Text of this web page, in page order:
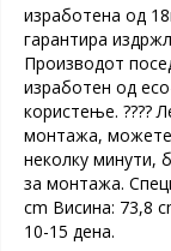
изработена од
гарантира
Производот
изработен од
користење. ????
монтажа, можете
неколку минути,
за монтажа.
cm Висина: 73,8
10-15 дена.